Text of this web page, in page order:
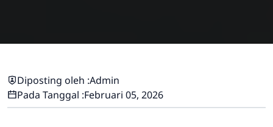
Diposting oleh :Admin
Pada Tanggal :Februari 05, 2026